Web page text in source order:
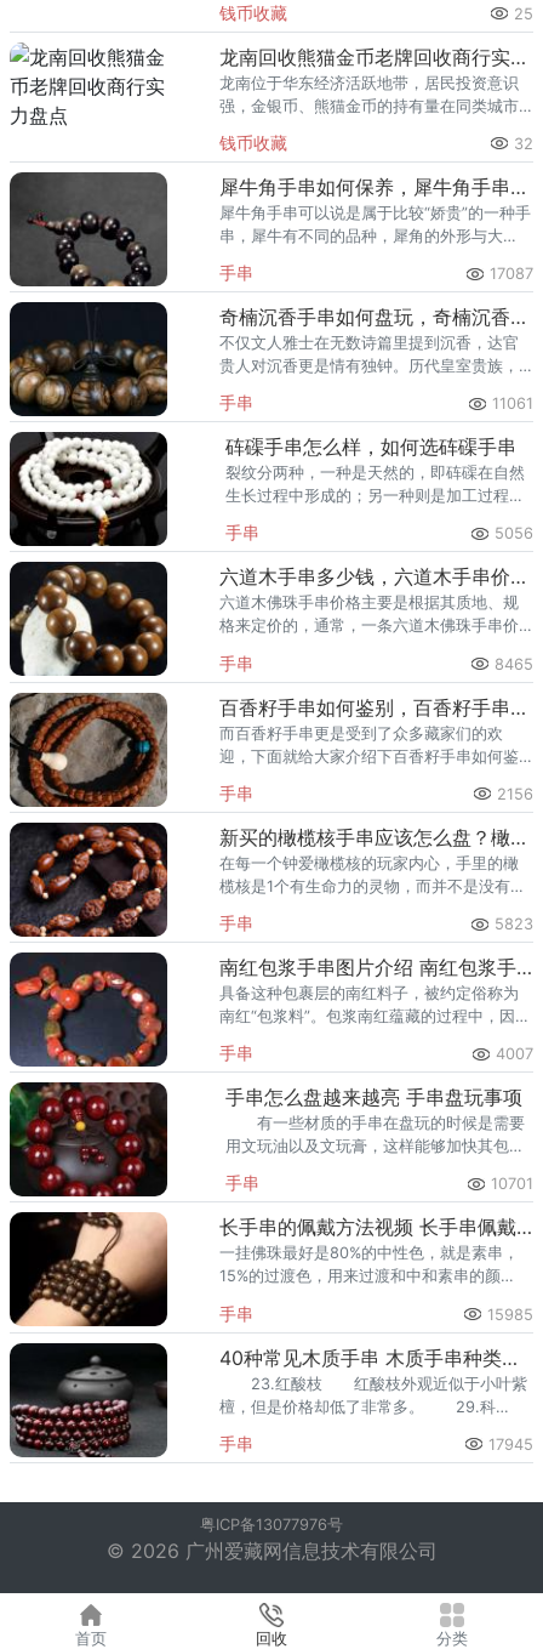
熊猫金币的需求就明显升温，但鱼龙混杂的
回收渠道里，能精准识别版别溢
钱币收藏 25
龙南回收熊猫金币老牌回收商行实力盘点
龙南位于华东经济活跃地带，居民投资意识
强，金银币、熊猫金币的持有量在同类城市
熊猫金币的需求就明显升温，但鱼龙混杂的
回收渠道里，能精准识别版别溢
钱币收藏 32
犀牛角手串如何保养，犀牛角手串保养方法
犀牛角手串可以说是属于比较“娇贵”的一种手
串，犀牛有不同的品种，犀角的外形与大
差别也就成为人们评价犀角优劣的重要标
准。
手串 17087
奇楠沉香手串如何盘玩，奇楠沉香手串盘玩方法
不仅文人雅士在无数诗篇里提到沉香，达官
贵人对沉香更是情有独钟。历代皇室贵族，
香，而且在日常生活中也广泛使用，且用量
常常极为惊人。
手串 11061
砗磲手串怎么样，如何选砗磲手串
裂纹分两种，一种是天然的，即砗磲在自然
生长过程中形成的；另一种则是加工过程如
手串 5056
六道木手串多少钱，六道木手串价格与图片
六道木佛珠手串价格主要是根据其质地、规
格来定价的，通常，一条六道木佛珠手串价
手串 8465
百香籽手串如何鉴别，百香籽手串包浆图片
而百香籽手串更是受到了众多藏家们的欢
迎，下面就给大家介绍下百香籽手串如何鉴
手串 2156
新买的橄榄核手串应该怎么盘？橄榄核手串盘玩方法介绍
在每一个钟爱橄榄核的玩家内心，手里的橄
榄核是1个有生命力的灵物，而并不是没有感
手串 5823
南红包浆手串图片介绍 南红包浆手串有什么特点
具备这种包裹层的南红料子，被约定俗称为
南红“包浆料”。包浆南红蕴藏的过程中，因空
层层积淀后，逐渐形成的表面光亮的皮壳。
手串 4007
手串怎么盘越来越亮 手串盘玩事项
有一些材质的手串在盘玩的时候是需要
用文玩油以及文玩膏，这样能够加快其包浆
手串 10701
长手串的佩戴方法视频 长手串佩戴事项
一挂佛珠最好是80%的中性色，就是素串，
15%的过渡色，用来过渡和中和素串的颜
可能因为手串多又件件都喜欢，于是就左
手、右手都满满当当地戴着。
手串 15985
40种常见木质手串 木质手串种类汇总
23.红酸枝 红酸枝外观近似于小叶紫
檀，但是价格却低了非常多。 29.科
西非国家出口到中国的第一批木材，冒充小
手串 17945
粤ICP备13077976号
© 2026 广州爱藏网信息技术有限公司
首页 回收 分类